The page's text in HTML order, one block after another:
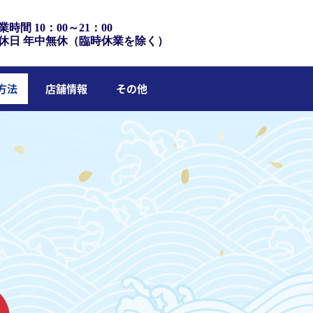
時間 10：00～21：00
日 年中無休（臨時休業を除く）
法 店舗情報 その他